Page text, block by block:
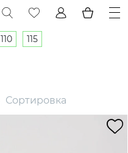
110 115
Сортировка